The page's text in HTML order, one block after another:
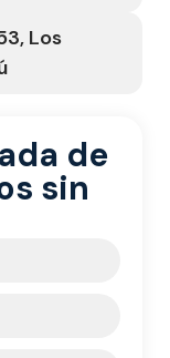
Los
de
sin